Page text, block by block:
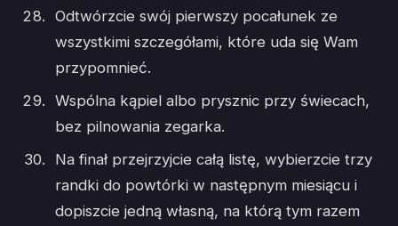
Odtwórzcie swój pierwszy pocałunek ze
wszystkimi szczegółami, które uda się Wam
przypomnieć.
Wspólna kąpiel albo prysznic przy świecach,
bez pilnowania zegarka.
Na finał przejrzyjcie całą listę, wybierzcie trzy
randki do powtórki w następnym miesiącu i
dopiszcie jedną własną, na którą tym razem